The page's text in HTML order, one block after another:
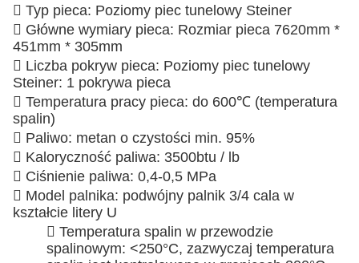
 Typ pieca: Poziomy piec tunelowy Steiner
 Główne wymiary pieca: Rozmiar pieca 7620mm *
451mm * 305mm
 Liczba pokryw pieca: Poziomy piec tunelowy
Steiner: 1 pokrywa pieca
 Temperatura pracy pieca: do 600℃ (temperatura
spalin)
 Paliwo: metan o czystości min. 95%
 Kaloryczność paliwa: 3500btu / lb
 Ciśnienie paliwa: 0,4-0,5 MPa
 Model palnika: podwójny palnik 3/4 cala w
kształcie litery U
 Temperatura spalin w przewodzie
spalinowym: <250°C, zazwyczaj temperatura